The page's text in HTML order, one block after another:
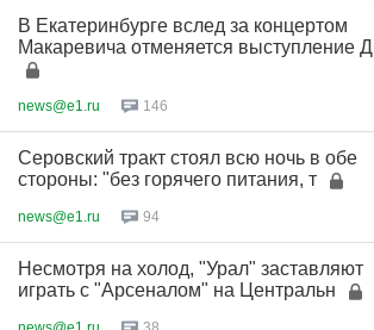
В Екатеринбурге вслед за концертом
Макаревича отменяется выступление Д
news@e1.ru 146
Серовский тракт стоял всю ночь в обе
стороны: "без горячего питания, т
news@e1.ru 94
Несмотря на холод, "Урал" заставляют
играть с "Арсеналом" на Центральн